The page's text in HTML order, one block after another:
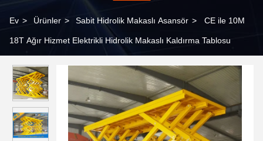
Ev > Ürünler > Sabit Hidrolik Makaslı Asansör > CE ile 10M
18T Ağır Hizmet Elektrikli Hidrolik Makaslı Kaldırma Tablosu